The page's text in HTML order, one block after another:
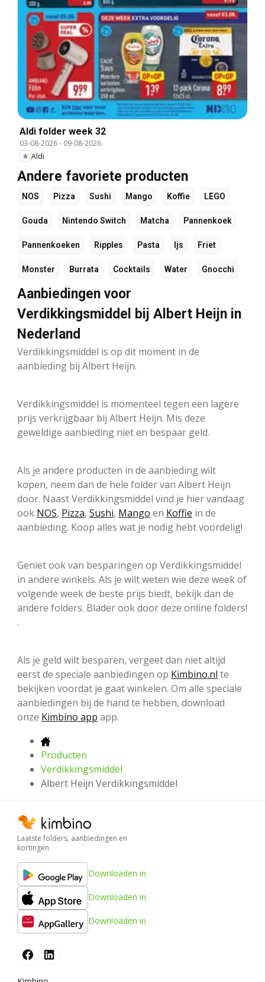
Aldi folder week 32
03-08-2026- 09-08-2026
Aldi
Andere favoriete producten
NOS Pizza Sushi Mango Koffie LEGO
Gouda Nintendo Switch Matcha Pannenkoek
Pannenkoeken Ripples Pasta Ijs Friet
Monster Burrata Cocktails Water Gnocchi
Aanbiedingen voor
Verdikkingsmiddel bij Albert Heijn in
Nederland
Verdikkingsmiddel is op dit moment in de
aanbieding bij Albert Heijn.
Verdikkingsmiddel is momenteel tegen een lagere
prijs verkrijgbaar bij Albert Heijn. Mis deze
geweldige aanbieding niet en bespaar geld.
Als je andere producten in de aanbieding wilt
kopen, neem dan de hele folder van Albert Heijn
door. Naast Verdikkingsmiddel vind je hier vandaag
ook NOS, Pizza, Sushi, Mango en Koffie in de
aanbieding. Koop alles wat je nodig hebt voordelig!
Geniet ook van besparingen op Verdikkingsmiddel
in andere winkels. Als je wilt weten wie deze week of
volgende week de beste prijs biedt, bekijk dan de
andere folders. Blader ook door deze online folders!
.
Als je geld wilt besparen, vergeet dan niet altijd
eerst de speciale aanbiedingen op Kimbino.nl te
bekijken voordat je gaat winkelen. Om alle speciale
aanbiedingen bij de hand te hebben, download
onze Kimbino app app.
Producten
Verdikkingsmiddel
Albert Heijn Verdikkingsmiddel
Laatste folders, aanbiedingen en
kortingen
Downloaden in
Downloaden in
Downloaden in